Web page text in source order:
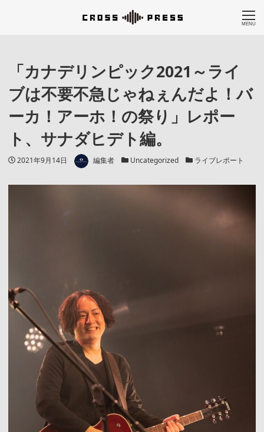
MENU
「カナデリンピック2021～ライ
ブは不要不急じゃねぇんだよ！バ
ーカ！アーホ！の祭り」レポー
ト、サナダヒデト編。
投稿日
2021年9月14日 著者 編集者 カテゴリー
Uncategorized カテゴリー
ライブレポート